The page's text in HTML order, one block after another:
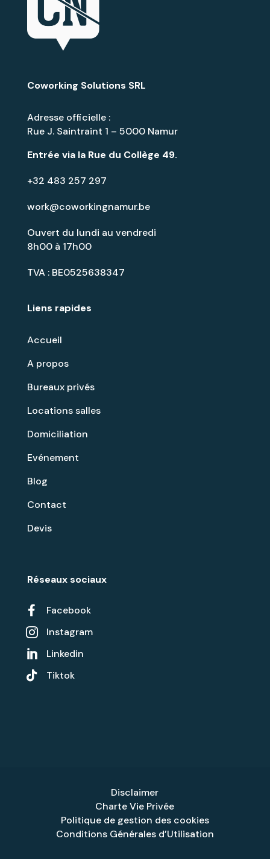
Réseaux sociaux
 Facebook
 Instagram

Linkedin

Tiktok
Liens rapides
Accueil
A propos
Bureaux privés
Locations salles
Domiciliation
Evénement
Blog
Contact
Devis
Coworking Solutions SRL
Adresse officielle :
Rue J. Saintraint 1 – 5000 Namur
Entrée via la Rue du Collège 49.
+32 483 257 297
work@coworkingnamur.be
Ouvert du lundi au vendredi
8h00 à 17h00
TVA : BE0525638347
Disclaimer
Charte Vie Privée
Politique de gestion des cookies
Conditions Générales d’Utilisation